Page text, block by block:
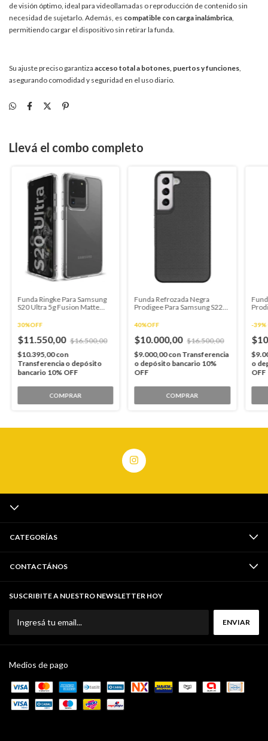
de visión óptimo, ideal para videollamadas o reproducción de contenido sin
necesidad de sujetarlo. Además, es compatible con carga inalámbrica
permitiendo cargar el dispositivo sin retirar la funda.
Su ajuste preciso garantiza acceso total a botones, puertos y funciones
asegurando comodidad y seguridad en el uso diario.
Llevá el combo completo
Funda Ringke Para Samsung
S20 Ultra 5g Fusion Matte
30%OFF
$11.550,00 $16.500,00
$10.395,00con
Transferencia o depósito
bancario 10% OFF
COMPRAR
Funda Refrozada Negra
Prodigee Para Samsung S22
40%OFF
$10.000,00 $16.500,00
$9.000,00conTransferencia
o depósito bancario 10%
OFF
-39%
o
OFF
CATEGORÍAS
CONTACTÁNOS
SUSCRIBITE A NUESTRO NEWSLETTER HOY
Medios de pago